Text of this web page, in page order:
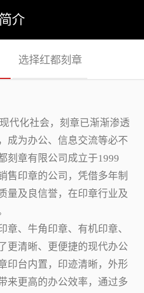
简介
选择红都刻章
代化社会，刻章已渐渐渗透
成为办公、信息交流等必不
刻章有限公司成立于1999
售印章的公司，凭借多年制
量及良信誉，在印章行业及
章、牛角印章、有机印章、
更清晰、更便捷的现代办公
印台内置，印迹清晰，外形
来更高的办公效率，通过多